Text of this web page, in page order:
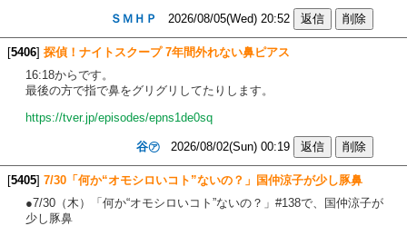
ＳＭＨＰ
2026/08/05(Wed) 20:52
[5406] 探偵！ナイトスクープ 7年間外れない鼻ピアス
16:18からです。
最後の方で指で鼻をグリグリしてたりします。
https://tver.jp/episodes/epns1de0sq
谷㋐ 2026/08/02(Sun) 00:19
[5405] 7/30「何か“オモシロいコト”ないの？」国仲涼子が少し豚鼻
●7/30（木）「何か“オモシロいコト”ないの？」#138で、国仲涼子が
少し豚鼻